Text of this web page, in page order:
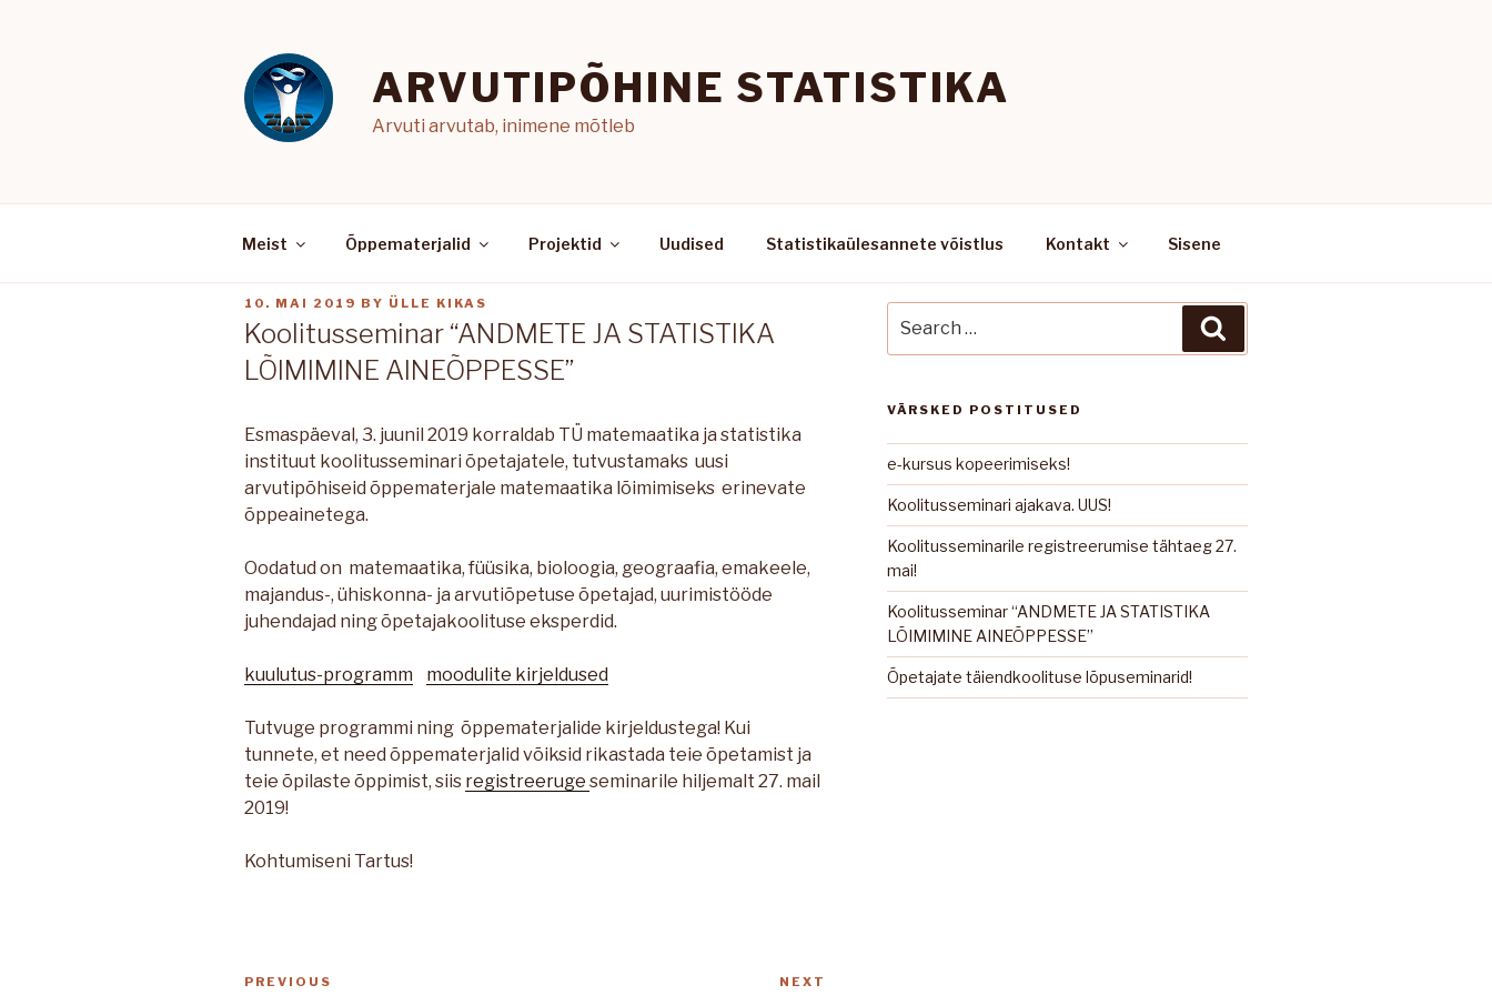
ARVUTIPÕHINE STATISTIKA
Arvuti arvutab, inimene mõtleb
Meist Õppematerjalid Projektid Uudised Statistikaülesannete võistlus Kontakt Sisene
POSTED
ON
10. MAI 2019 BY ÜLLE KIKAS
Koolitusseminar “ANDMETE JA STATISTIKA
LÕIMIMINE AINEÕPPESSE”
Esmaspäeval, 3. juunil 2019 korraldab TÜ matemaatika ja statistika
instituut koolitusseminari õpetajatele, tutvustamaks uusi
arvutipõhiseid õppematerjale matemaatika lõimimiseks erinevate
õppeainetega.
Oodatud on matemaatika, füüsika, bioloogia, geograafia, emakeele,
majandus-, ühiskonna- ja arvutiõpetuse õpetajad, uurimistööde
juhendajad ning õpetajakoolituse eksperdid.
kuulutus-programm moodulite kirjeldused
Tutvuge programmi ning õppematerjalide kirjeldustega! Kui
tunnete, et need õppematerjalid võiksid rikastada teie õpetamist ja
teie õpilaste õppimist, siis registreeruge seminarile hiljemalt 27. mail
2019!
Kohtumiseni Tartus!
Navigeerimine
Previous
PREVIOUS NEXT
for:
VÄRSKED POSTITUSED
e-kursus kopeerimiseks!
Koolitusseminari ajakava. UUS!
Koolitusseminarile registreerumise tähtaeg 27.
mai!
Koolitusseminar “ANDMETE JA STATISTIKA
LÕIMIMINE AINEÕPPESSE”
Õpetajate täiendkoolituse lõpuseminarid!